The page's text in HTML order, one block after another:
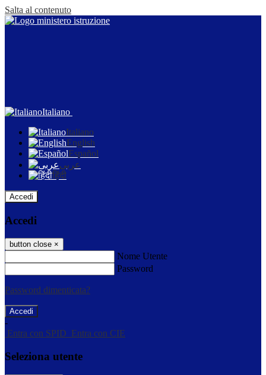
Salta al contenuto
Italiano
Italiano
English
Español
عربى
हिंदी
Accedi
Accedi
button close ×
Nome Utente
Password
Password dimenticata?
-
Entra con SPID Entra con CIE
Seleziona utente